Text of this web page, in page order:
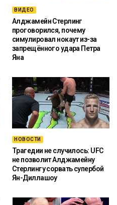
ВИДЕО
Алджамейн Стерлинг
проговорился, почему
симулировал нокаут из-за
запрещённого удара Петра
Яна
НОВОСТИ
Трагедии не случилось: UFC
не позволит Алджамейну
Стерлингу сорвать супербой
Ян-Диллашоу